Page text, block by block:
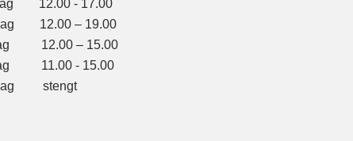
12.00 - 17.00
12.00 – 19.00
12.00 – 15.00
11.00 - 15.00
stengt